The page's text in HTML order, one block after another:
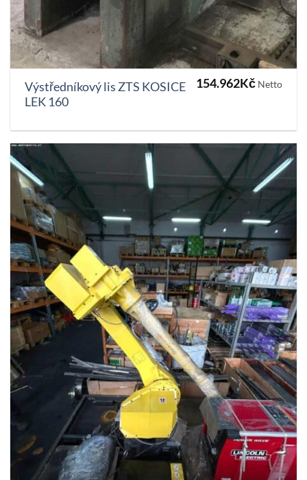
Výstředníkový lis ZTS KOSICE
LEK 160
154.962Kč Netto